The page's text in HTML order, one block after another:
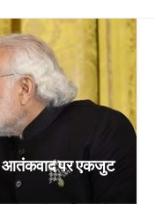
से आतंकवाद पर एकजुट